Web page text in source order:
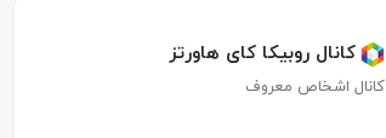
کانال روبیکا کای هاورتز
کانال اشخاص معروف